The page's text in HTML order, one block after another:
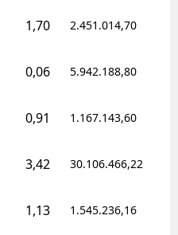
1,70 2.451.014,70
0,06 5.942.188,80
0,91 1.167.143,60
3,42 30.106.466,22
1,13 1.545.236,16